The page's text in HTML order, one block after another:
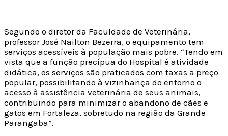
Segundo o diretor da Faculdade de Veterinária,
professor José Nailton Bezerra, o equipamento tem
serviços acessíveis à população mais pobre. “Tendo em
vista que a função precípua do Hospital é atividade
didática, os serviços são praticados com taxas a preço
popular, possibilitando à vizinhança do entorno o
acesso à assistência veterinária de seus animais,
contribuindo para minimizar o abandono de cães e
gatos em Fortaleza, sobretudo na região da Grande
Parangaba”.